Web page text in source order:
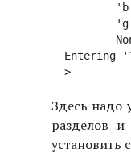
Entering
Здесь надо
разделов
установить